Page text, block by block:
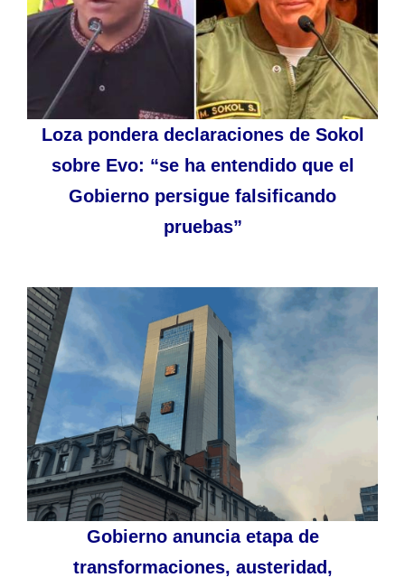
Loza pondera declaraciones de Sokol
sobre Evo: “se ha entendido que el
Gobierno persigue falsificando
pruebas”
Gobierno anuncia etapa de
transformaciones, austeridad,